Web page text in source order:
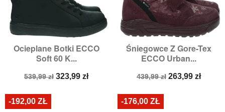
Ocieplane Botki ECCO
Soft 60 K...
Cena
539,99 zł Cena
323,99 zł
Śniegowce Z Gore-Tex
ECCO Urban...
Cena
439,99 zł Cena
263,99 zł
-192,00 ZŁ -176,00 ZŁ